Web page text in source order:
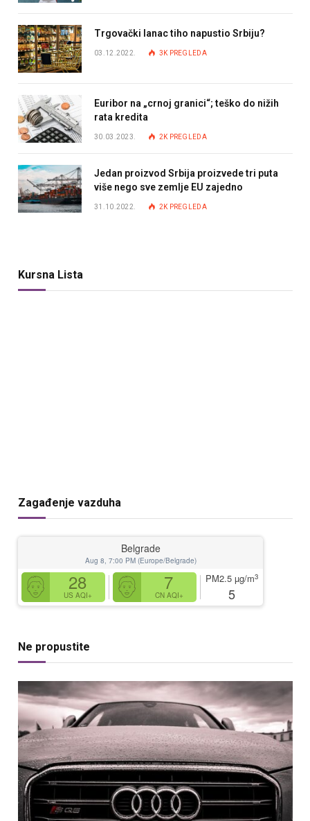
Trgovački lanac tiho napustio Srbiju?
03.12.2022. 3K PREGLEDA
Euribor na „crnoj granici“; teško do nižih
rata kredita
30.03.2023. 2K PREGLEDA
Jedan proizvod Srbija proizvede tri puta
više nego sve zemlje EU zajedno
31.10.2022. 2K PREGLEDA
Kursna Lista
Zagađenje vazduha
Belgrade
Aug 8, 7:00 PM (Europe/Belgrade)
28
US AQI+
7
CN AQI+
PM2.5 µg/m3
5
Ne propustite